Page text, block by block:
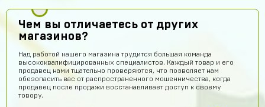
Чем вы отличаетесь от других
магазинов?
Над работой нашего магазина трудится большая команда
высококвалифицированных специалистов. Каждый товар и его
продавец нами тщательно проверяются, что позволяет нам
обезопасить вас от распространенного мошенничества, когда
продавец после продажи восстанавливает доступ к своему
товору.